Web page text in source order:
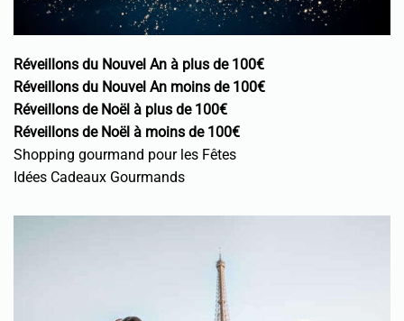
Réveillons du Nouvel An à plus de 100€
Réveillons du Nouvel An moins de 100€
Réveillons de Noël à plus de 100€
Réveillons de Noël à moins de 100€
Shopping gourmand pour les Fêtes
Idées Cadeaux Gourmands